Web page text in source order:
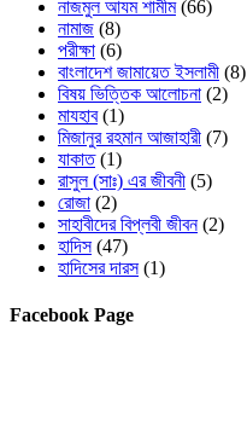
নাজমুল আযম শামীম(66)
নামাজ (8)
পরীক্ষা (6)
বাংলাদেশ জামায়েত ইসলামী (8)
বিষয় ভিত্তিক আলোচনা (2)
মাযহাব(1)
মিজানুর রহমান আজাহারী (7)
যাকাত(1)
রাসুল (সাঃ) এর জীবনী (5)
রোজা (2)
সাহাবীদের বিপ্লবী জীবন(2)
হাদিস(47)
হাদিসের দারস(1)
Facebook Page